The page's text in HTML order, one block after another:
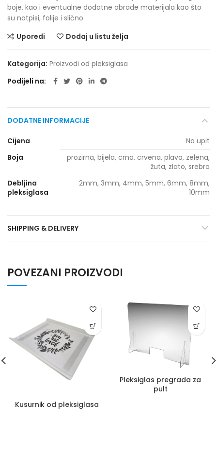
boje, kao i eventualne dodatne obrade materijala kao što
su natpisi, folije i slično.
Uporedi
Dodaj u listu želja
Kategorija: Proizvodi od pleksiglasa
Podijeli na
DODATNE INFORMACIJE
Cijena
Na upit
Boja
prozirna, bijela, crna, crvena, plava, zelena,
žuta, zlato, srebro
Debljina
pleksiglasa
2mm, 3mm, 4mm, 5mm, 6mm, 8mm,
10mm
SHIPPING & DELIVERY
POVEZANI PROIZVODI
Kusurnik od pleksiglasa
Pleksiglas pregrada za
pult